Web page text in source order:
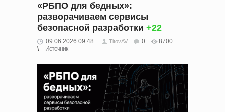
«РБПО для бедных»:
разворачиваем сервисы
безопасной разработки +22
09.06.2026 09:48 TitovAV 0
8700
Источник